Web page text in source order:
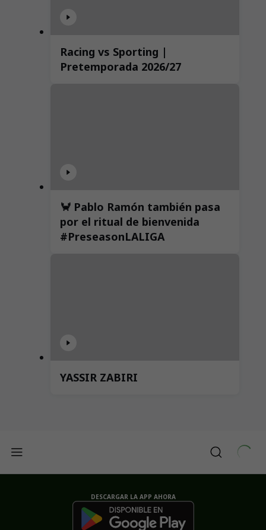
Racing vs Sporting |
Pretemporada 2026/27
🦀 Pablo Ramón también pasa
por el ritual de bienvenida
#PreseasonLALIGA
YASSIR ZABIRI
DESCARGAR LA APP AHORA